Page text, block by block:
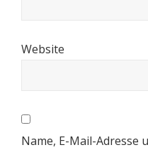
Website
Name, E-Mail-Adresse